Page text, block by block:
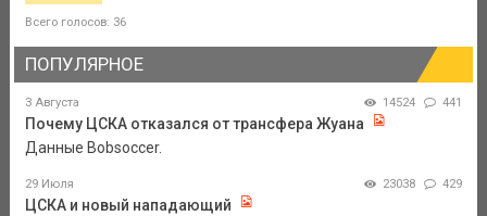
Всего голосов: 36
ПОПУЛЯРНОЕ
3 Августа 14524 441
Почему ЦСКА отказался от трансфера Жуана
Данные Bobsoccer.
29 Июля 23038 429
ЦСКА и новый нападающий